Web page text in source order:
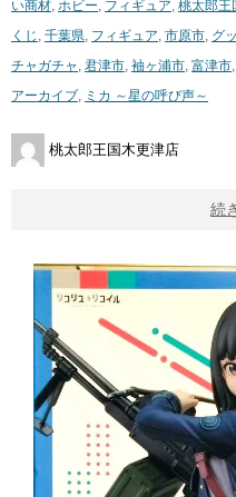
い商材, ホビー, フィギュア, 桃太郎王
くじ , 千葉県, フィギュア, 市原市, グ
チャガチャ , 君津市, 袖ヶ浦市, 富津市,
アーカイブ, ミカ ～星の呼び声～
桃太郎王国木更津店
続